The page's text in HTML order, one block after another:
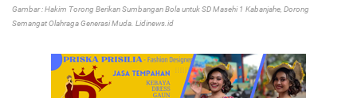
Gambar : Hakim Torong Berikan Sumbangan Bola untuk SD Masehi 1 Kabanjahe, Dorong
Semangat Olahraga Generasi Muda. Lidinews.id